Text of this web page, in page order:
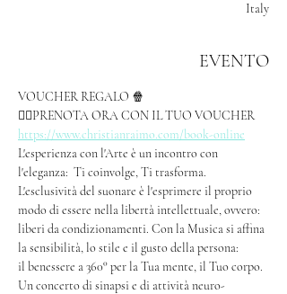
Italy
EVENTO
VOUCHER REGALO 🍿
👉🏻PRENOTA ORA CON IL TUO VOUCHER
https://www.christianraimo.com/book-online
L'esperienza con l'Arte è un incontro con
l'eleganza:  Ti coinvolge, Ti trasforma.
L'esclusività del suonare è l'esprimere il proprio
modo di essere nella libertà intellettuale, ovvero:
liberi da condizionamenti. Con la Musica si affina
la sensibilità, lo stile e il gusto della persona:
il benessere a 360° per la Tua mente, il Tuo corpo.
Un concerto di sinapsi e di attività neuro-